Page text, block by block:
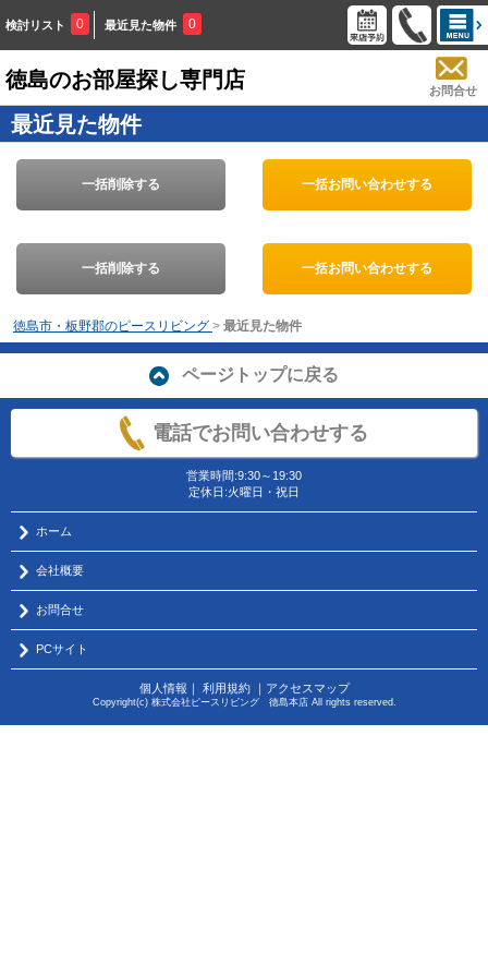
検討リスト 0 最近見た物件 0
徳島のお部屋探し専門店 お問合せ
最近見た物件
一括削除する 一括お問い合わせする
一括削除する 一括お問い合わせする
徳島市・板野郡のピースリビング > 最近見た物件
ページトップに戻る
電話でお問い合わせする
営業時間:9:30～19:30
定休日:火曜日・祝日
ホーム
会社概要
お問合せ
PCサイト
個人情報 ｜ 利用規約｜ アクセスマップ
Copyright(c) 株式会社ピースリビング 徳島本店 All rights reserved.